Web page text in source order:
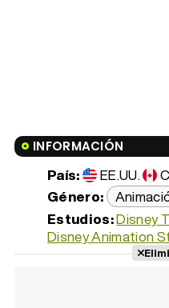
INFORMACIÓN
País: EE.UU.
Género:
Estudios:Disney
Disney Animation